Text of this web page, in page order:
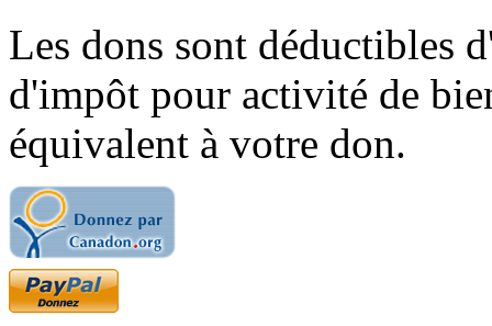
Les dons sont déductibles
d'impôt pour activité de
équivalent à votre don.